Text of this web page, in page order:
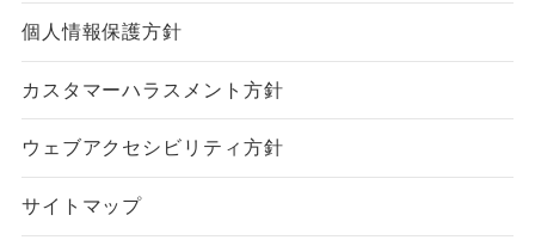
個人情報保護方針
カスタマーハラスメント方針
ウェブアクセシビリティ方針
サイトマップ